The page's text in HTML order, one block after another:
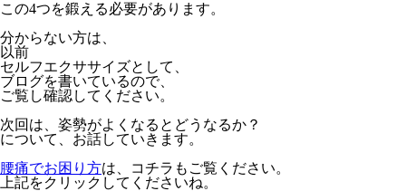
この4つを鍛える必要があります。
分からない方は、
以前
セルフエクササイズとして、
ブログを書いているので、
ご覧し確認してください。
次回は、姿勢がよくなるとどうなるか？
について、お話していきます。
腰痛でお困り方は、コチラもご覧ください。
上記をクリックしてくださいね。